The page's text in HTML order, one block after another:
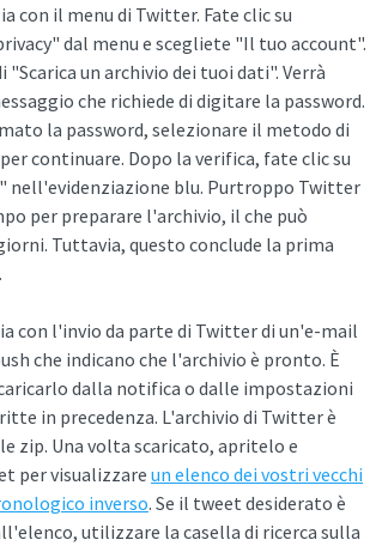
con il menu di Twitter. Fate clic su
dal menu e scegliete "Il tuo account".
"Scarica un archivio dei tuoi dati". Verrà
che richiede di digitare la password.
la password, selezionare il metodo di
continuare. Dopo la verifica, fate clic su
nell'evidenziazione blu. Purtroppo Twitter
per preparare l'archivio, il che può
Tuttavia, questo conclude la prima
con l'invio da parte di Twitter di un'e-mail
che indicano che l'archivio è pronto. È
dalla notifica o dalle impostazioni
in precedenza. L'archivio di Twitter è
zip. Una volta scaricato, apritelo e
per visualizzare un elenco dei vostri vecchi
inverso. Se il tweet desiderato è
utilizzare la casella di ricerca sulla